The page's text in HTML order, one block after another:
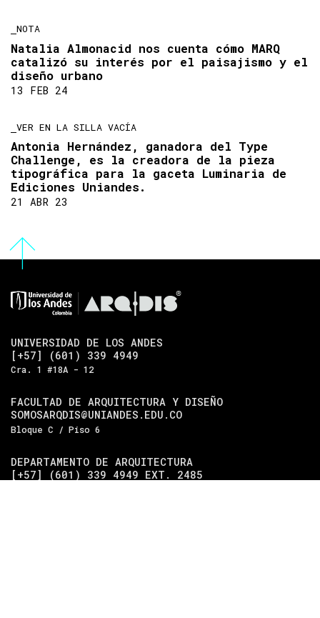
NOTA
Natalia Almonacid nos cuenta cómo MARQ
catalizó su interés por el paisajismo y el
diseño urbano
13 FEB 24
VER EN LA SILLA VACÍA
Antonia Hernández, ganadora del Type
Challenge, es la creadora de la pieza
tipográfica para la gaceta Luminaria de
Ediciones Uniandes.
21 ABR 23
UNIVERSIDAD DE LOS ANDES
[+57] (601) 339 4949
Cra. 1 #18A - 12
FACULTAD DE ARQUITECTURA Y DISEÑO
SOMOSARQDIS@UNIANDES.EDU.CO
Bloque C / Piso 6
DEPARTAMENTO DE ARQUITECTURA
[+57] (601) 339 4949 EXT. 2485